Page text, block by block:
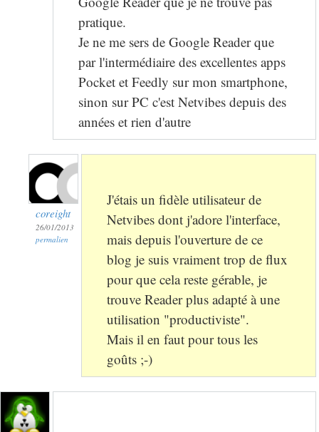
pratique.
Je ne me sers de Google Reader que
par l'intermédiaire des excellentes apps
Pocket et Feedly sur mon smartphone,
sinon sur PC c'est Netvibes depuis des
années et rien d'autre
coreight
26/01/2013
permalien
J'étais un fidèle utilisateur de
Netvibes dont j'adore l'interface,
mais depuis l'ouverture de ce
blog je suis vraiment trop de flux
pour que cela reste gérable, je
trouve Reader plus adapté à une
utilisation "productiviste".
Mais il en faut pour tous les
goûts ;-)